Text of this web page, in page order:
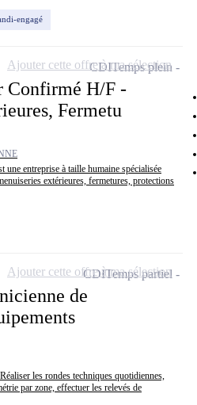
engagé
Confirmé H/F -
Fermetu
entreprise à taille humaine spécialisée
extérieures, fermetures, protections
CDITemps plein
Ajouter cette offre à ma sélection
de
les rondes techniques quotidiennes,
par zone, effectuer les relevés de
CDITemps partiel
Ajouter cette offre à ma sélection